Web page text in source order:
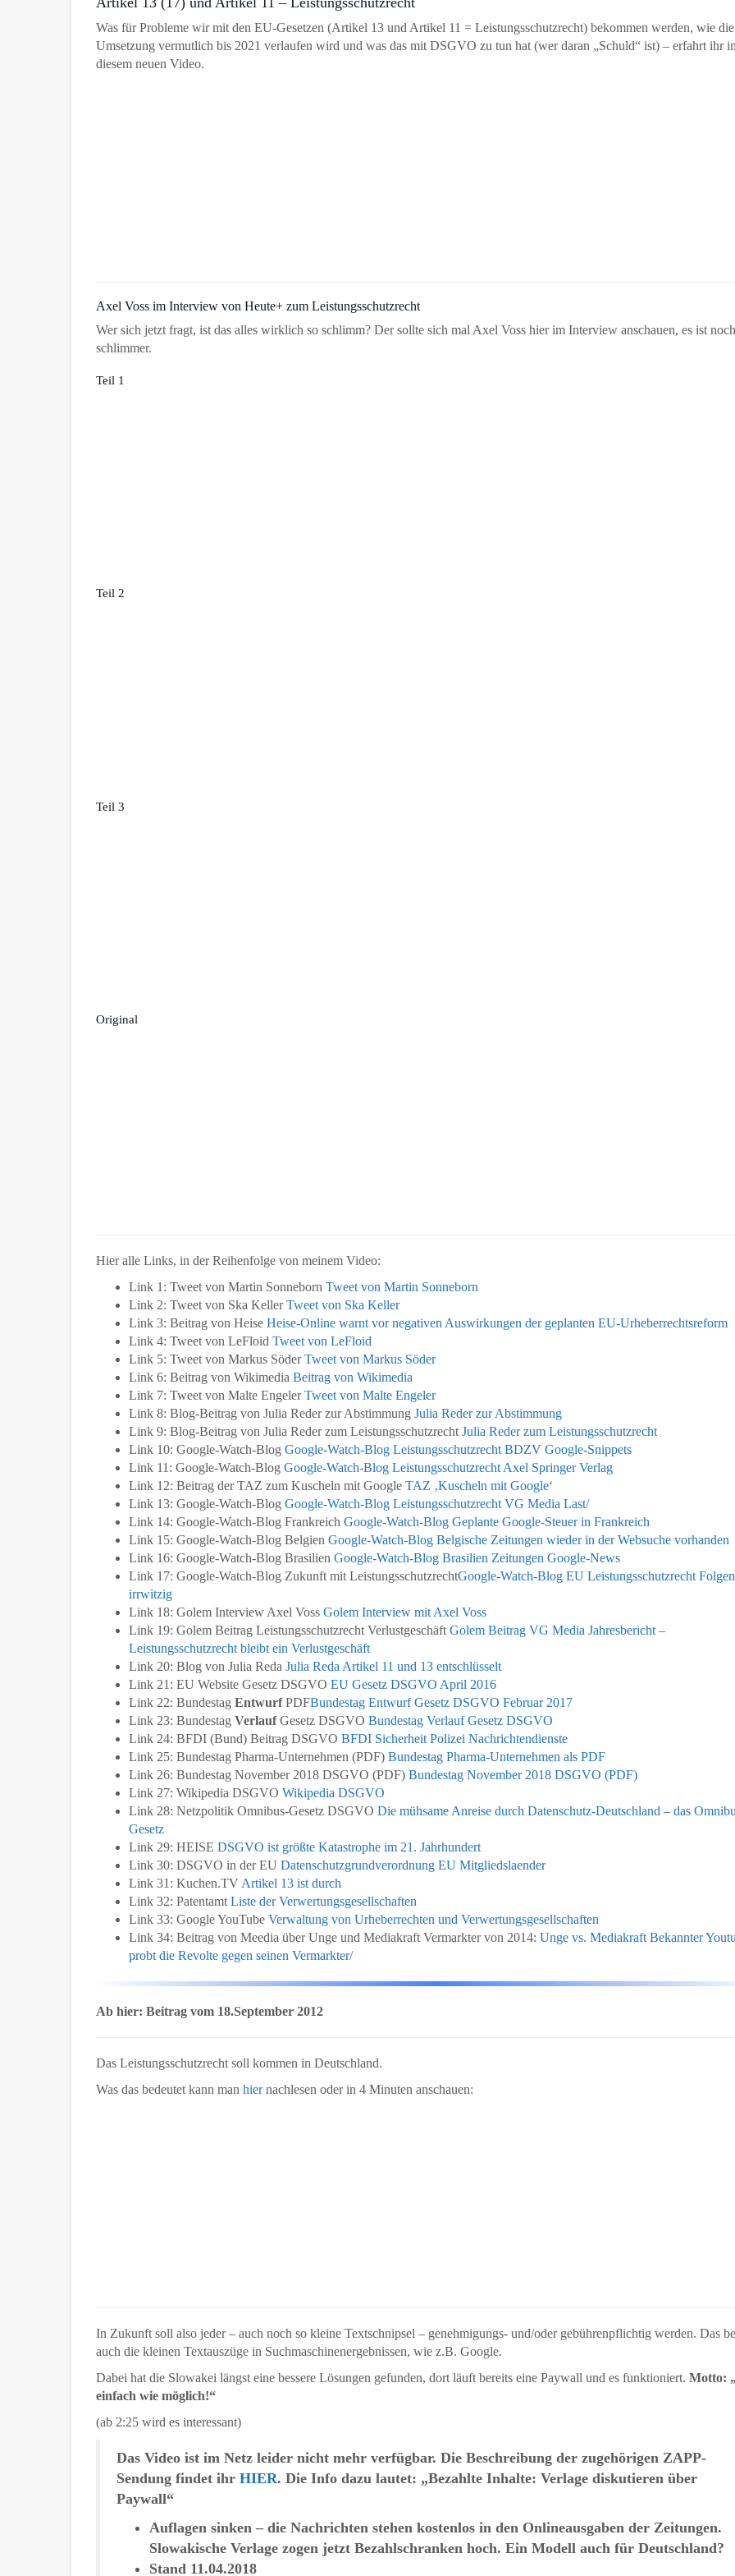
Was für Probleme wir mit den EU-Gesetzen (Artikel 13 und Artikel 11 = Leistungsschutzrecht) bekommen werden, wie die
Umsetzung vermutlich bis 2021 verlaufen wird und was das mit DSGVO zu tun hat (wer daran „Schuld“ ist) – erfahrt ihr
diesem neuen Video.
Axel Voss im Interview von Heute+ zum Leistungsschutzrecht
Wer sich jetzt fragt, ist das alles wirklich so schlimm? Der sollte sich mal Axel Voss hier im Interview anschauen, es ist
schlimmer.
Teil 1
Teil 2
Teil 3
Original
Hier alle Links, in der Reihenfolge von meinem Video:
Link 1: Tweet von Martin Sonneborn Tweet von Martin Sonneborn
Link 2: Tweet von Ska KellerTweet von Ska Keller
Link 3: Beitrag von Heise Heise-Online warnt vor negativen Auswirkungen der geplanten EU-Urheberrechtsreform
Link 4: Tweet von LeFloid Tweet von LeFloid
Link 5: Tweet von Markus SöderTweet von Markus Söder
Link 6: Beitrag von Wikimedia Beitrag von Wikimedia
Link 7: Tweet von Malte EngelerTweet von Malte Engeler
Link 8: Blog-Beitrag von Julia Reder zur Abstimmung Julia Reder zur Abstimmung
Link 9: Blog-Beitrag von Julia Reder zum Leistungsschutzrecht Julia Reder zum Leistungsschutzrecht
Link 10: Google-Watch-Blog Google-Watch-Blog Leistungsschutzrecht BDZV Google-Snippets
Link 11: Google-Watch-Blog Google-Watch-Blog Leistungsschutzrecht Axel Springer Verlag
Link 12: Beitrag der TAZ zum Kuscheln mit Google TAZ ‚Kuscheln mit Google‘
Link 13: Google-Watch-Blog Google-Watch-Blog Leistungsschutzrecht VG Media Last/
Link 14: Google-Watch-Blog Frankreich Google-Watch-Blog Geplante Google-Steuer in Frankreich
Link 15: Google-Watch-Blog Belgien Google-Watch-Blog Belgische Zeitungen wieder in der Websuche vorhanden
Link 16: Google-Watch-Blog Brasilien Google-Watch-Blog Brasilien Zeitungen Google-News
Link 17: Google-Watch-Blog Zukunft mit LeistungsschutzrechtGoogle-Watch-Blog EU Leistungsschutzrecht Folgen
irrwitzig
Link 18: Golem Interview Axel Voss Golem Interview mit Axel Voss
Link 19: Golem Beitrag Leistungsschutzrecht Verlustgeschäft Golem Beitrag VG Media Jahresbericht –
Leistungsschutzrecht bleibt ein Verlustgeschäft
Link 20: Blog von Julia Reda Julia Reda Artikel 11 und 13 entschlüsselt
Link 21: EU Website Gesetz DSGVO EU Gesetz DSGVO April 2016
Link 22: Bundestag EntwurfPDFBundestag Entwurf Gesetz DSGVO Februar 2017
Link 23: Bundestag VerlaufGesetz DSGVO Bundestag Verlauf Gesetz DSGVO
Link 24: BFDI (Bund) Beitrag DSGVO BFDI Sicherheit Polizei Nachrichtendienste
Link 25: Bundestag Pharma-Unternehmen (PDF) Bundestag Pharma-Unternehmen als PDF
Link 26: Bundestag November 2018 DSGVO (PDF) Bundestag November 2018 DSGVO (PDF)
Link 27: Wikipedia DSGVO Wikipedia DSGVO
Link 28: Netzpolitik Omnibus-Gesetz DSGVO Die mühsame Anreise durch Datenschutz-Deutschland – das
Gesetz
Link 29: HEISE DSGVO ist größte Katastrophe im 21. Jahrhundert
Link 30: DSGVO in der EU Datenschutzgrundverordnung EU Mitgliedslaender
Link 31: Kuchen.TV Artikel 13 ist durch
Link 32: Patentamt Liste der Verwertungsgesellschaften
Link 33: Google YouTube Verwaltung von Urheberrechten und Verwertungsgesellschaften
Link 34: Beitrag von Meedia über Unge und Mediakraft Vermarkter von 2014: Unge vs. Mediakraft Bekannter
probt die Revolte gegen seinen Vermarkter/
Ab hier: Beitrag vom 18.September 2012
Das Leistungsschutzrecht soll kommen in Deutschland.
Was das bedeutet kann man hiernachlesen oder in 4 Minuten anschauen:
In Zukunft soll also jeder – auch noch so kleine Textschnipsel – genehmigungs- und/oder gebührenpflichtig werden. Das
auch die kleinen Textauszüge in Suchmaschinenergebnissen, wie z.B. Google.
Dabei hat die Slowakei längst eine bessere Lösungen gefunden, dort läuft bereits eine Paywall und es funktioniert. Motto:
einfach wie möglich!“
(ab 2:25 wird es interessant)
Das Video ist im Netz leider nicht mehr verfügbar. Die Beschreibung der zugehörigen ZAPP-
Sendung findet ihr HIER. Die Info dazu lautet: „Bezahlte Inhalte: Verlage diskutieren über
Paywall“
Auflagen sinken – die Nachrichten stehen kostenlos in den Onlineausgaben der Zeitungen.
Slowakische Verlage zogen jetzt Bezahlschranken hoch. Ein Modell auch für Deutschland?
Stand 11.04.2018